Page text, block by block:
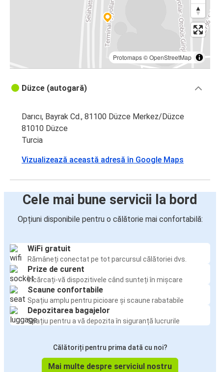
Protomaps©OpenStreetMap
Düzce (autogară)
Darıcı, Bayrak Cd., 81100 Düzce Merkez/Düzce
81010 Düzce
Turcia
Vizualizează această adresă în Google Maps
Cele mai bune servicii la bord
Opțiuni disponibile pentru o călătorie mai confortabilă:
WiFi gratuit
Rămâneți conectat pe tot parcursul călătoriei dvs.
Prize de curent
Încărcați-vă dispozitivele când sunteți în mișcare
Scaune confortabile
Spațiu amplu pentru picioare și scaune rabatabile
Depozitarea bagajelor
Spațiu pentru a vă depozita în siguranță lucrurile
Călătoriți pentru prima dată cu noi?
Mai multe despre serviciul nostru